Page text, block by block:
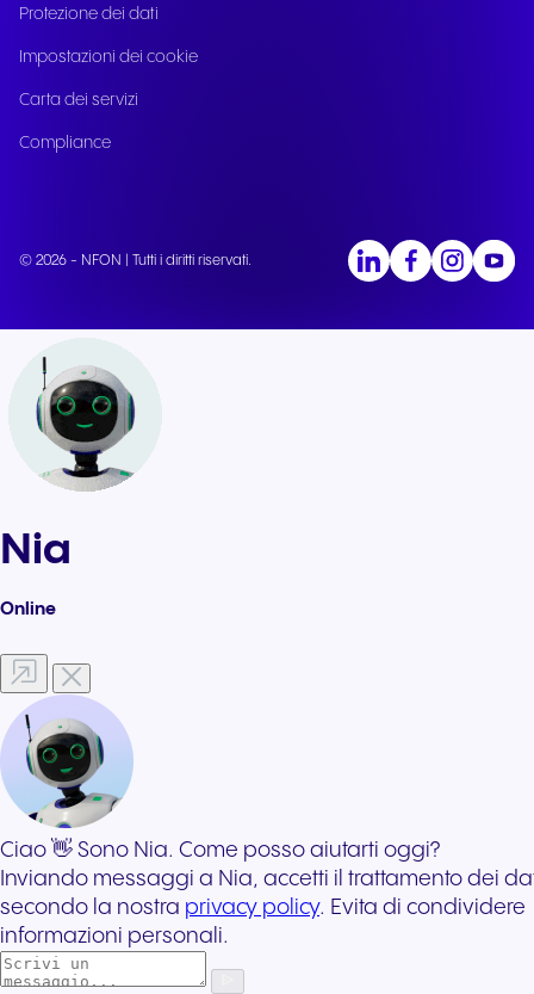
Protezione dei dati
Impostazioni dei cookie
Carta dei servizi
Compliance
© 2026 - NFON | Tutti i diritti riservati.